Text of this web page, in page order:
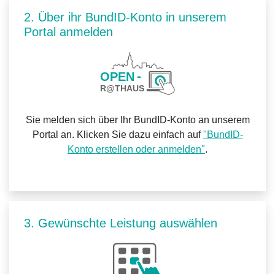
2. Über ihr BundID-Konto in unserem
Portal anmelden
Sie melden sich über Ihr BundID-Konto an unserem
Portal an. Klicken Sie dazu einfach auf"BundID-
Konto erstellen oder anmelden".
3. Gewünschte Leistung auswählen